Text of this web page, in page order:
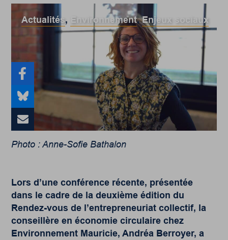
Actualités , Environnement,Enjeux sociaux
Photo : Anne-Sofie Bathalon
Lors d’une conférence récente, présentée
dans le cadre de la deuxième édition du
Rendez-vous de l’entrepreneuriat collectif, la
conseillère en économie circulaire chez
Environnement Mauricie, Andréa Berroyer, a